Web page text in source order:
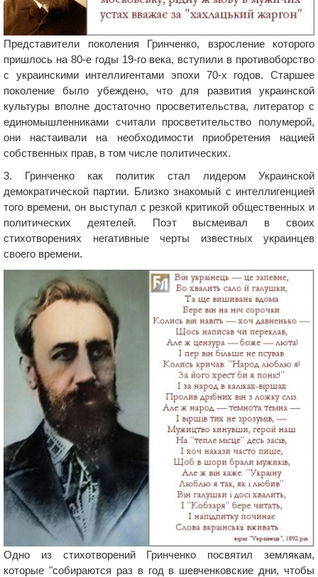
Представители поколения Гринченко, взросление которого
пришлось на 80-е годы 19-го века, вступили в противоборство
с украинскими интеллигентами эпохи 70-х годов. Старшее
поколение было убеждено, что для развития украинской
культуры вполне достаточно просветительства, литератор с
единомышленниками считали просветительство полумерой,
они настаивали на необходимости приобретения нацией
собственных прав, в том числе политических.
3. Гринченко как политик стал лидером Украинской
демократической партии. Близко знакомый с интеллигенцией
того времени, он выступал с резкой критикой общественных и
политических деятелей. Поэт высмеивал в своих
стихотворениях негативные черты известных украинцев
своего времени.
Одно из стихотворений Гринченко посвятил землякам,
которые "собираются раз в год в шевченковские дни, чтобы